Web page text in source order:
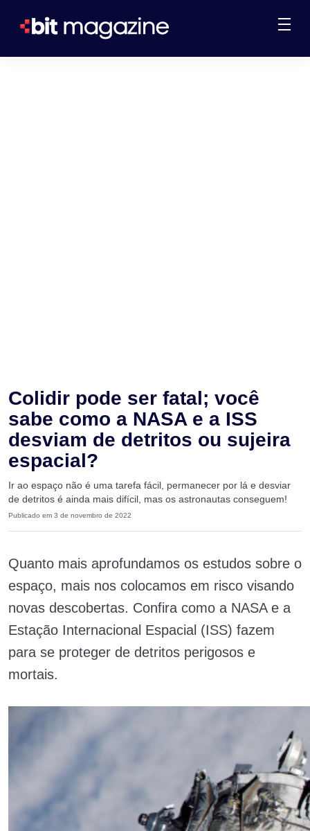
Colidir pode ser fatal; você
sabe como a NASA e a ISS
desviam de detritos ou sujeira
espacial?
Ir ao espaço não é uma tarefa fácil, permanecer por lá e desviar
de detritos é ainda mais difícil, mas os astronautas conseguem!
Publicado em 3 de novembro de 2022
Quanto mais aprofundamos os estudos sobre o
espaço, mais nos colocamos em risco visando
novas descobertas. Confira como a NASA e a
Estação Internacional Espacial (ISS) fazem
para se proteger de detritos perigosos e
mortais.